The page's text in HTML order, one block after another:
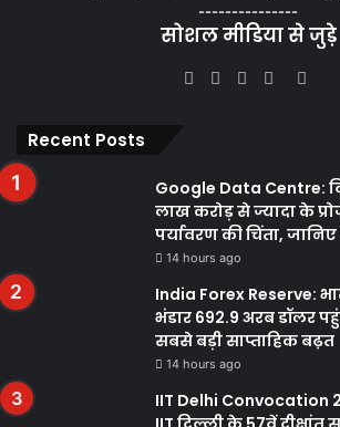
---------------
सोशल मीडिया से जुड़े
Facebook
TwitterYouTube
Recent Posts
Google Data Centre:
लाख करोड़ से ज्यादा के
पर्यावरण की चिंता,
14 hours ago
India Forex Reserve:
भंडार 692.9 अरब डॉलर
सबसे बड़ी साप्ताहिक बढ़त
14 hours ago
IIT Delhi Convocation